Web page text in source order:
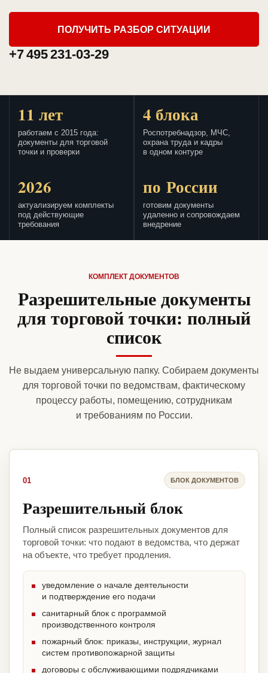
ПОЛУЧИТЬ РАЗБОР СИТУАЦИИ
+7 495 231-03-29
11 лет
работаем с 2015 года:
документы для торговой
точки и проверки
4 блока
Роспотребнадзор, МЧС,
охрана труда и кадры
в одном контуре
2026
актуализируем комплекты
под действующие
требования
по России
готовим документы
удаленно и сопровождаем
внедрение
КОМПЛЕКТ ДОКУМЕНТОВ
Разрешительные документы
для торговой точки: полный
список
Не выдаем универсальную папку. Собираем документы
для торговой точки по ведомствам, фактическому
процессу работы, помещению, сотрудникам
и требованиям по России.
01 БЛОК ДОКУМЕНТОВ
Разрешительный блок
Полный список разрешительных документов для
торговой точки: что подают в ведомства, что держат
на объекте, что требует продления.
уведомление о начале деятельности
и подтверждение его подачи
санитарный блок с программой
производственного контроля
пожарный блок: приказы, инструкции, журнал
систем противопожарной защиты
договоры с обслуживающими подрядчиками